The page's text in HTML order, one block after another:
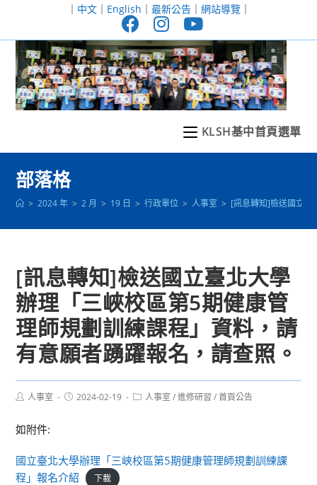
至
｜ 中文｜ English ｜ 最新公告｜ 網站導覽｜
KLSH基中首頁選單
部落格
> 2024 年 > 2 月 > 19 日 > 行政單位 > 人事室 > [訊息轉知]檢送國立臺
[訊息轉知]檢送國立臺北大學
辦理「三峽校區第5期健康管
理師規劃訓練課程」資料，請
有意願者踴躍報名，請查照。
Post人事室
Post2024-02-19
Post人事室 / 進修研習 / 首頁公告
如附件:
國立臺北大學辦理「三峽校區第5期健康管理師規劃訓練課
程」報名介紹
下載